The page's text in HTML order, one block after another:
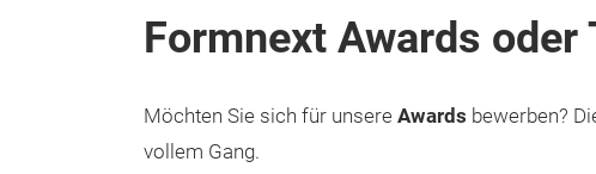
Formnext Awards
Möchten Sie sich für unsere Awards bewerben?
vollem Gang.